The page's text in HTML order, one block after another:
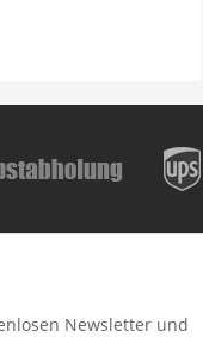
Newsletter und